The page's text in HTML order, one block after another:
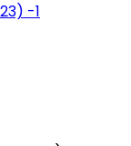
-1